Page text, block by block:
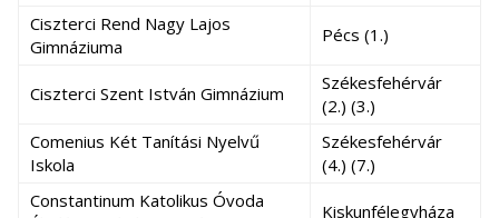
Ciszterci Rend Nagy Lajos
Gimnáziuma
Pécs (1.)
Ciszterci Szent István Gimnázium
Székesfehérvár
(2.) (3.)
Comenius Két Tanítási Nyelvű
Iskola
Székesfehérvár
(4.) (7.)
Constantinum Katolikus Óvoda
Kiskunfélegyháza